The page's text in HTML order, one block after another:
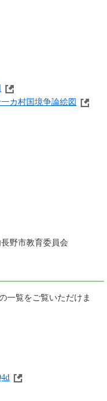
カ村国境争論絵図
野市教育委員会
一覧をご覧いただけま